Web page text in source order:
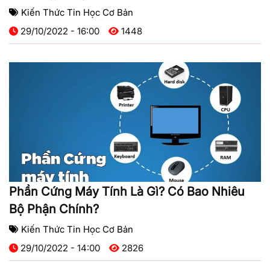
Kiến Thức Tin Học Cơ Bản
29/10/2022 - 16:00
1448
Phần Cứng Máy Tính Là Gì? Có Bao Nhiêu
Bộ Phận Chính?
Kiến Thức Tin Học Cơ Bản
29/10/2022 - 14:00
2826